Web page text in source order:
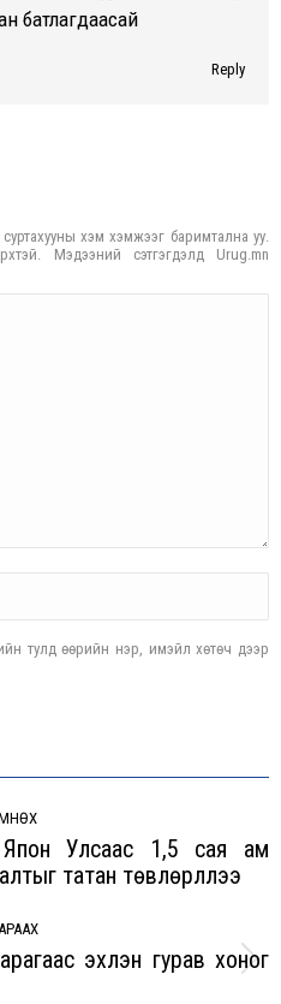
батлагдаасай
Reply
хэм хэмжээг баримтална уу.
Мэдээний сэтгэгдэлд Urug.mn
тулд өөрийн нэр, имэйл хөтөч дээр
PreviousУлсаас 1,5 сая ам
татан төвлөрүүллээ
Next
эхлэн гурав хоног